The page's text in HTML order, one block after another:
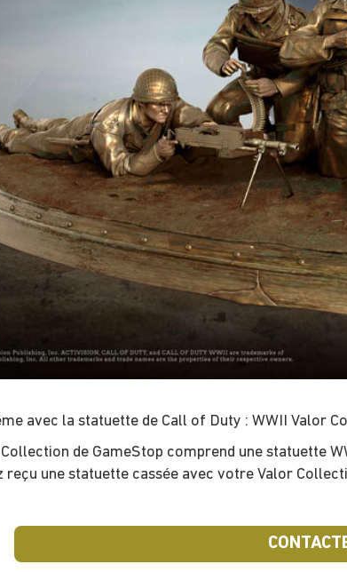
avec la statuette de Call of Duty : WWII Valor
de GameStop comprend une statuette
reçu une statuette cassée avec votre Valor